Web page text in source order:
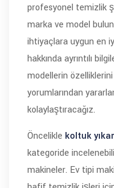
profesyonel temizlik
marka ve model
ihtiyaçlara uygun en
hakkında ayrıntılı
modellerin özelliklerini
yorumlarından
kolaylaştıracağız.
Öncelikle koltuk
kategoride
makineler. Ev tipi